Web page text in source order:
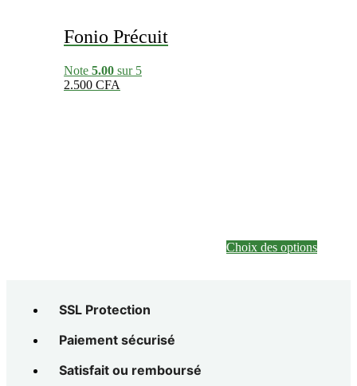
Fonio Précuit
Note 5.00 sur 5
2.500 CFA
Choix des optionssur
la
SSL Protection
Paiement sécurisé
Satisfait ou remboursé